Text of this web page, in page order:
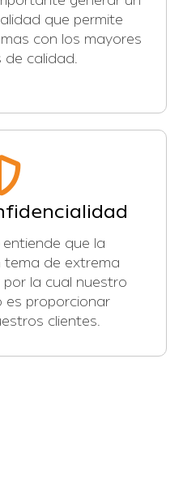
que permite
con los mayores
calidad.
que la
tema de extrema
la cual nuestro
es proporcionar
clientes.